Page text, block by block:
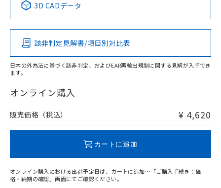
サージオン電流耐量
Pb Hg Cd Cr(VI)
O
在庫等で未対応品が混在する可能性があります。
問い合わせください。
この製品の規格認証/適合状況ページへ
その他の認証はこちらのページからご検索ください
3D CADデータ
該非判定見解書/項目別対比表
日本の外為法に基づく該非判定、およびEAR再輸出規制に関する見解が入手でき
ます。
オンライン購入
販売価格（税込） ¥ 4,620
カートに追加
オンライン購入における出荷予定日は、カートに追加～「ご購入手続き：価
格・納期の確認」画面にてご確認ください。